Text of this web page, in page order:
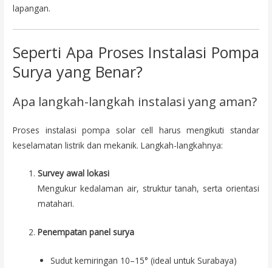
lapangan.
Seperti Apa Proses Instalasi Pompa
Surya yang Benar?
Apa langkah-langkah instalasi yang aman?
Proses instalasi pompa solar cell harus mengikuti standar
keselamatan listrik dan mekanik. Langkah-langkahnya:
Survey awal lokasi
Mengukur kedalaman air, struktur tanah, serta orientasi
matahari.
Penempatan panel surya
Sudut kemiringan 10–15° (ideal untuk Surabaya)